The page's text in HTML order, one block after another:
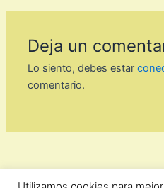
Deja un
Lo siento, debes estar
comentario.